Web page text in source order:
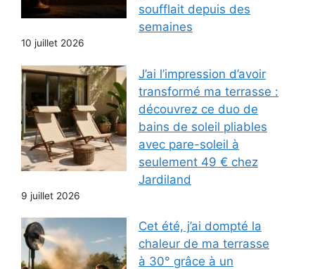
soufflait depuis des
semaines
10 juillet 2026
J’ai l’impression d’avoir
transformé ma terrasse :
découvrez ce duo de
bains de soleil pliables
avec pare-soleil à
seulement 49 € chez
Jardiland
9 juillet 2026
Cet été, j’ai dompté la
chaleur de ma terrasse
à 30° grâce à un